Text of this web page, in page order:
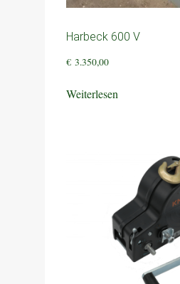
Harbeck 600 V
€ 3.350,00
Weiterlesen